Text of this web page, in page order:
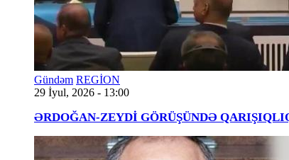
Gündəm REGİON
29 İyul, 2026 - 13:00
ƏRDOĞAN-ZEYDİ GÖRÜŞÜNDƏ